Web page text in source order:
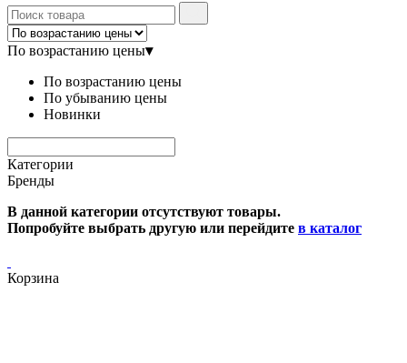
По возрастанию цены▾
По возрастанию цены
По убыванию цены
Новинки
Категории
Бренды
В данной категории отсутствуют товары.
Попробуйте выбрать другую или перейдите в каталог
Корзина